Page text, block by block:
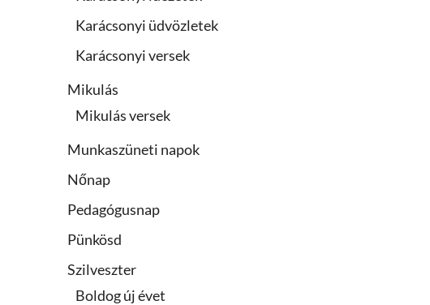
Karácsonyi üdvözletek
Karácsonyi versek
Mikulás
Mikulás versek
Munkaszüneti napok
Nőnap
Pedagógusnap
Pünkösd
Szilveszter
Boldog új évet